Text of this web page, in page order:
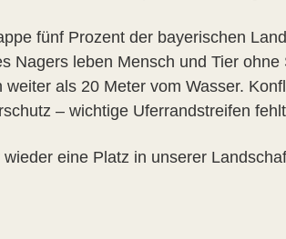
fünf Prozent der bayerischen
Nagers leben Mensch und Tier
als 20 Meter vom Wasser.
– wichtige Uferrandstreifen
eine Platz in unserer